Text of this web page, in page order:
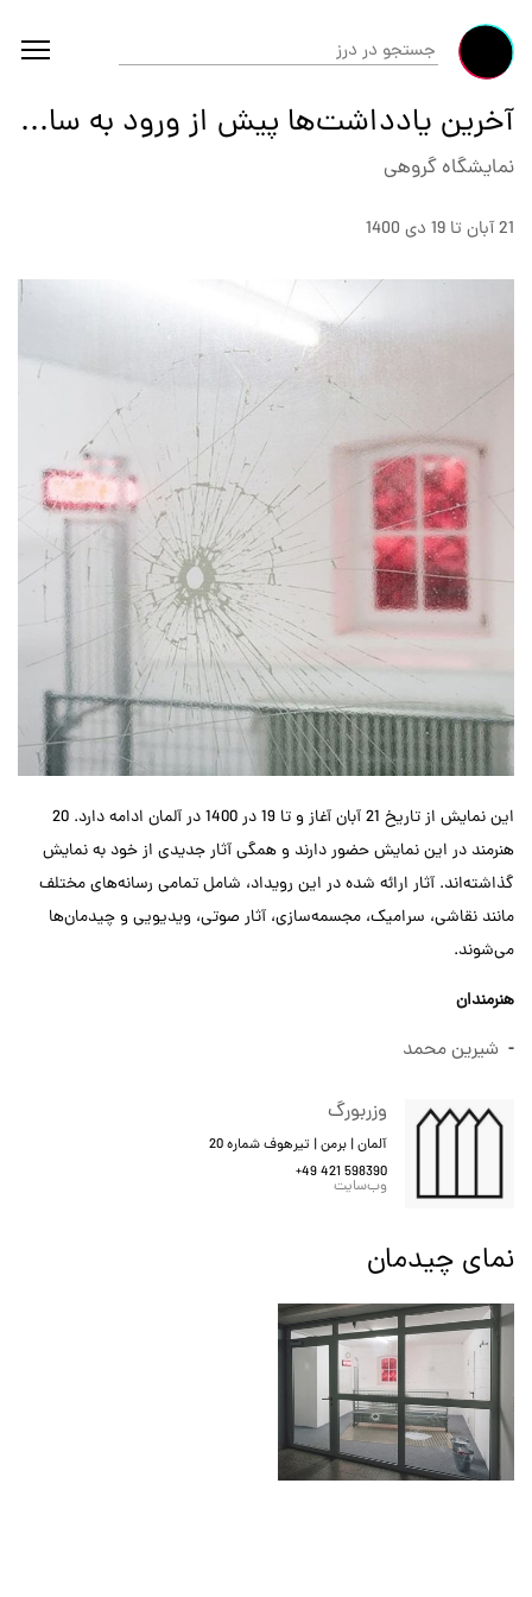
آخرین یادداشت‌ها پیش از ورود به ساختمان
نمایشگاه گروهی
21 آبان تا 19 دى 1400
این نمایش از تاریخ 21 آبان آغاز و تا 19 در 1400 در آلمان ادامه دارد. 20
هنرمند در این نمایش حضور دارند و همگی آثار جدیدی از خود به نمایش
گذاشته‌اند. آثار ارائه شده در این رویداد، شامل تمامی رسانه‌های مختلف
مانند نقاشی، سرامیک، مجسمه‌سازی، آثار صوتی، ویدیویی و چیدمان‌ها
می‌شوند.
هنرمندان
- شیرین محمد
وزربورگ
آلمان | برمن | تیرهوف شماره 20
+49 421 598390
وب‌سایت
نمای چیدمان